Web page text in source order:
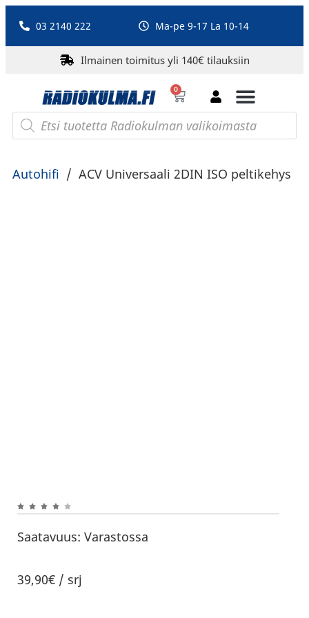
03 2140 222 Ma-pe 9-17 La 10-14
Ilmainen toimitus yli 140€ tilauksiin
0
Autohifi / ACV Universaali 2DIN ISO peltikehys
Saatavuus: Varastossa
39,90€ / srj